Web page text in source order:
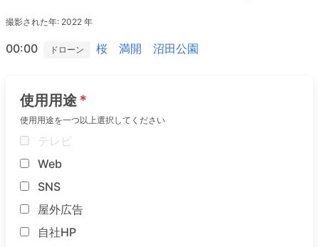
撮影された年: 2022 年
00:00 ドローン 桜 満開 沼田公園
使用用途
使用用途を一つ以上選択してください
テレビ
Web
SNS
屋外広告
自社HP